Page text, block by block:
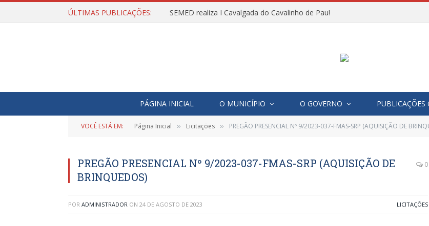
ÚLTIMAS PUBLICAÇÕES: SEMED realiza I Cavalgada do Cavalinho de Pau!
PÁGINA INICIAL O MUNICÍPIO O GOVERNO PUBLICAÇÕES
VOCÊ ESTÁ EM: Página Inicial » Licitações » PREGÃO PRESENCIAL Nº 9/2023-037-FMAS-SRP (AQUISIÇÃO DE
PREGÃO PRESENCIAL Nº 9/2023-037-FMAS-SRP (AQUISIÇÃO DE
BRINQUEDOS)
0
POR ADMINISTRADOR ON 24 DE AGOSTO DE 2023 LICITAÇÕES